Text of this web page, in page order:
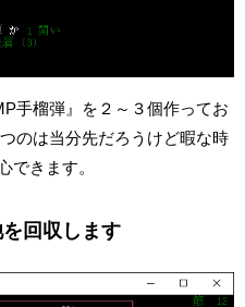
手榴弾』を２～３個作ってお
のは当分先だろうけど暇な時
できます。
回収します